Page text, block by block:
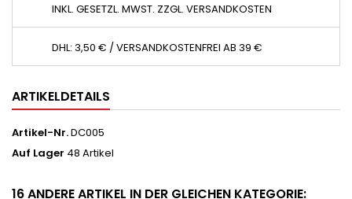
INKL. GESETZL. MWST. ZZGL. VERSANDKOSTEN
DHL: 3,50 € / VERSANDKOSTENFREI AB 39 €
ARTIKELDETAILS
Artikel-Nr.DC005
Auf Lager 48 Artikel
16 ANDERE ARTIKEL IN DER GLEICHEN KATEGORIE: